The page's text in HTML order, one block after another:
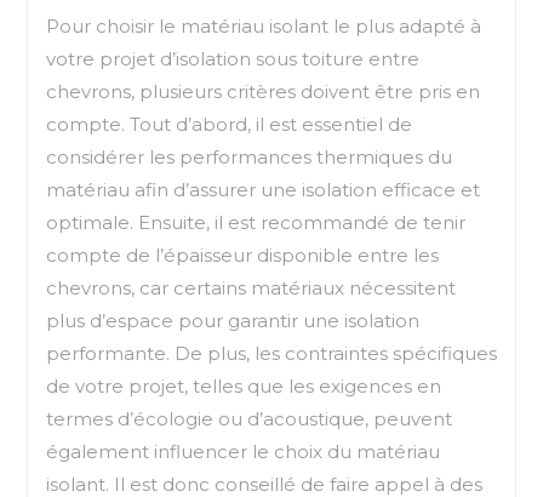
Pour choisir le matériau isolant le plus adapté à
votre projet d’isolation sous toiture entre
chevrons, plusieurs critères doivent être pris en
compte. Tout d’abord, il est essentiel de
considérer les performances thermiques du
matériau afin d’assurer une isolation efficace et
optimale. Ensuite, il est recommandé de tenir
compte de l’épaisseur disponible entre les
chevrons, car certains matériaux nécessitent
plus d’espace pour garantir une isolation
performante. De plus, les contraintes spécifiques
de votre projet, telles que les exigences en
termes d’écologie ou d’acoustique, peuvent
également influencer le choix du matériau
isolant. Il est donc conseillé de faire appel à des